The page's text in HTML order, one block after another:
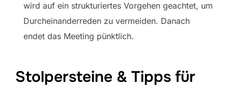
wird auf ein strukturiertes Vorgehen geachtet, um
Durcheinanderreden zu vermeiden. Danach
endet das Meeting pünktlich.
Stolpersteine & Tipps für